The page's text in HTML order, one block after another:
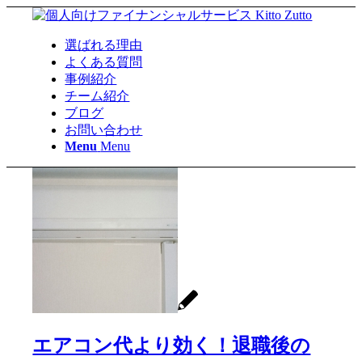
選ばれる理由
よくある質問
事例紹介
チーム紹介
ブログ
お問い合わせ
Menu Menu
エアコン代より効く！退職後の